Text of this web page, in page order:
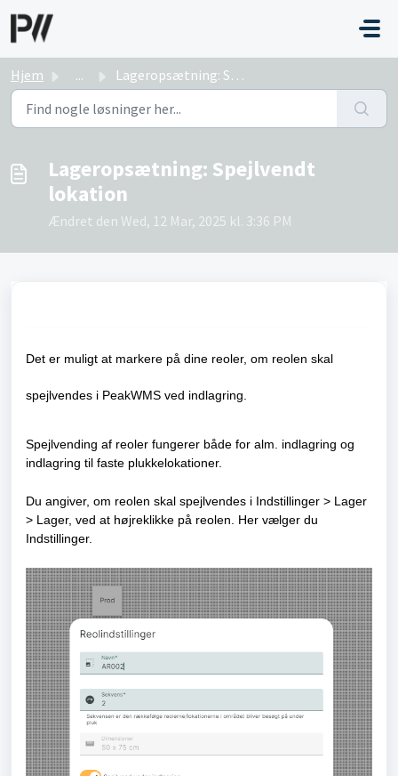
Hjem ... Lageropsætning: Spejlvendt lokation
Lageropsætning: Spejlvendt
lokation
Ændret den Wed, 12 Mar, 2025 kl. 3:36 PM
Det er muligt at markere på dine reoler, om reolen skal
spejlvendes i PeakWMS ved indlagring.
Spejlvending af reoler fungerer både for alm. indlagring og
indlagring til faste plukkelokationer.
Du angiver, om reolen skal spejlvendes i Indstillinger > Lager
> Lager, ved at højreklikke på reolen. Her vælger du
Indstillinger.